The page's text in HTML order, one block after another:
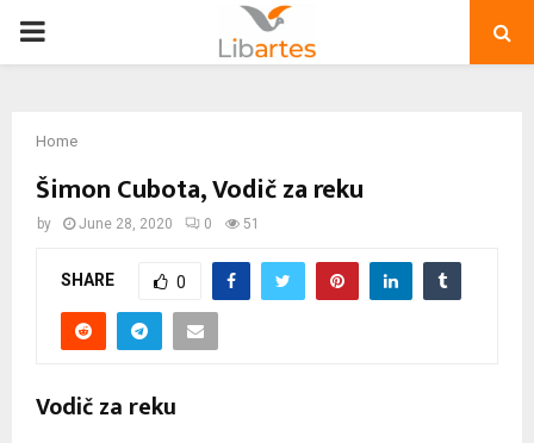
PRIMARY
Home
Šimon Cubota, Vodič za reku
by June 28, 2020 0 51
SHARE 0
Vodič za reku